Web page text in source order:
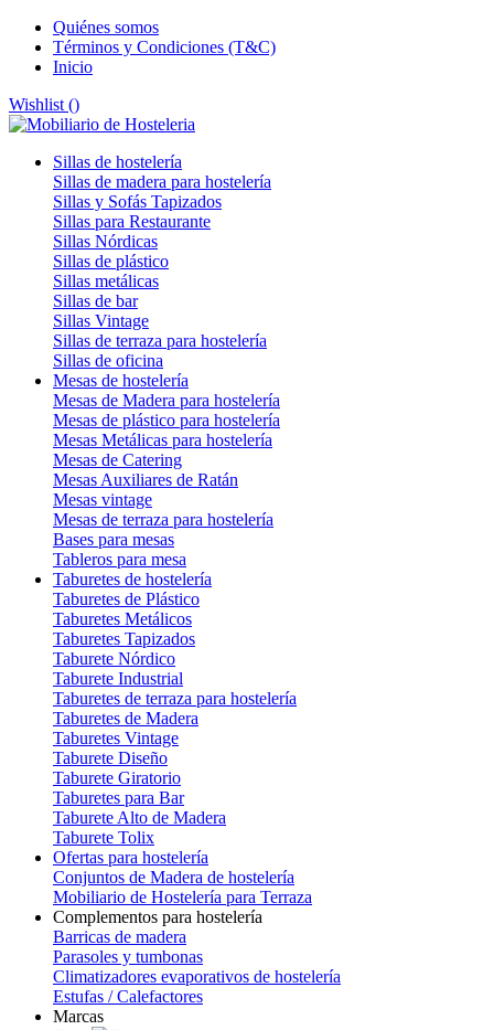
Quiénes somos
Términos y Condiciones (T&C)
Inicio
Wishlist ()
Sillas de hostelería
Sillas de madera para hostelería
Sillas y Sofás Tapizados
Sillas para Restaurante
Sillas Nórdicas
Sillas de plástico
Sillas metálicas
Sillas de bar
Sillas Vintage
Sillas de terraza para hostelería
Sillas de oficina
Mesas de hostelería
Mesas de Madera para hostelería
Mesas de plástico para hostelería
Mesas Metálicas para hostelería
Mesas de Catering
Mesas Auxiliares de Ratán
Mesas vintage
Mesas de terraza para hostelería
Bases para mesas
Tableros para mesa
Taburetes de hostelería
Taburetes de Plástico
Taburetes Metálicos
Taburetes Tapizados
Taburete Nórdico
Taburete Industrial
Taburetes de terraza para hostelería
Taburetes de Madera
Taburetes Vintage
Taburete Diseño
Taburete Giratorio
Taburetes para Bar
Taburete Alto de Madera
Taburete Tolix
Ofertas para hostelería
Conjuntos de Madera de hostelería
Mobiliario de Hostelería para Terraza
Complementos para hostelería
Barricas de madera
Parasoles y tumbonas
Climatizadores evaporativos de hostelería
Estufas / Calefactores
Marcas